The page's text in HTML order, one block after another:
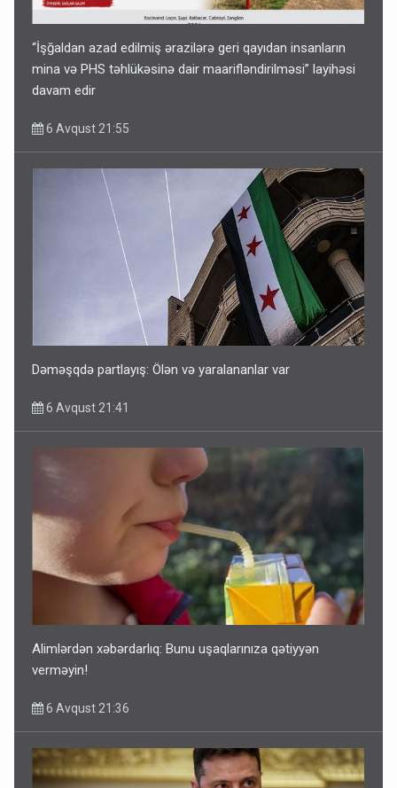
“İşğaldan azad edilmiş ərazilərə geri qayıdan insanların
mina və PHS təhlükəsinə dair maarifləndirilməsi” layihəsi
davam edir
6 Avqust 21:55
Dəməşqdə partlayış: Ölən və yaralananlar var
6 Avqust 21:41
Alimlərdən xəbərdarlıq: Bunu uşaqlarınıza qətiyyən
verməyin!
6 Avqust 21:36